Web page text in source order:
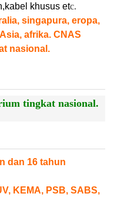
kabel khusus etc.
singapura, eropa,
afrika. CNAS
nasional.
tingkat nasional.
dan 16 tahun
KEMA, PSB, SABS,